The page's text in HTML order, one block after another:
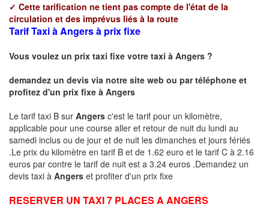
✓ Cette tarification ne tient pas compte de l'état de la
circulation et des imprévus liés à la route
Tarif Taxi à Angers à prix fixe
Vous voulez un prix taxi fixe votre taxi à Angers ?
demandez un devis via notre site web ou par téléphone et
profitez d'un prix fixe à Angers
Le tarif taxi B sur Angers c'est le tarif pour un kilomètre,
applicable pour une course aller et retour de nuit du lundi au
samedi inclus ou de jour et de nuit les dimanches et jours fériés
.Le prix du kilomètre en tarif B et de 1.62 euro et le tarif C à 2.16
euros par contre le tarif de nuit est a 3.24 euros .Demandez un
devis taxi à Angers et profiter d'un prix fixe
RESERVER UN TAXI 7 PLACES A ANGERS